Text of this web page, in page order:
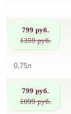
799 руб.
1359 руб.
0,75л
799 руб.
1099 руб.